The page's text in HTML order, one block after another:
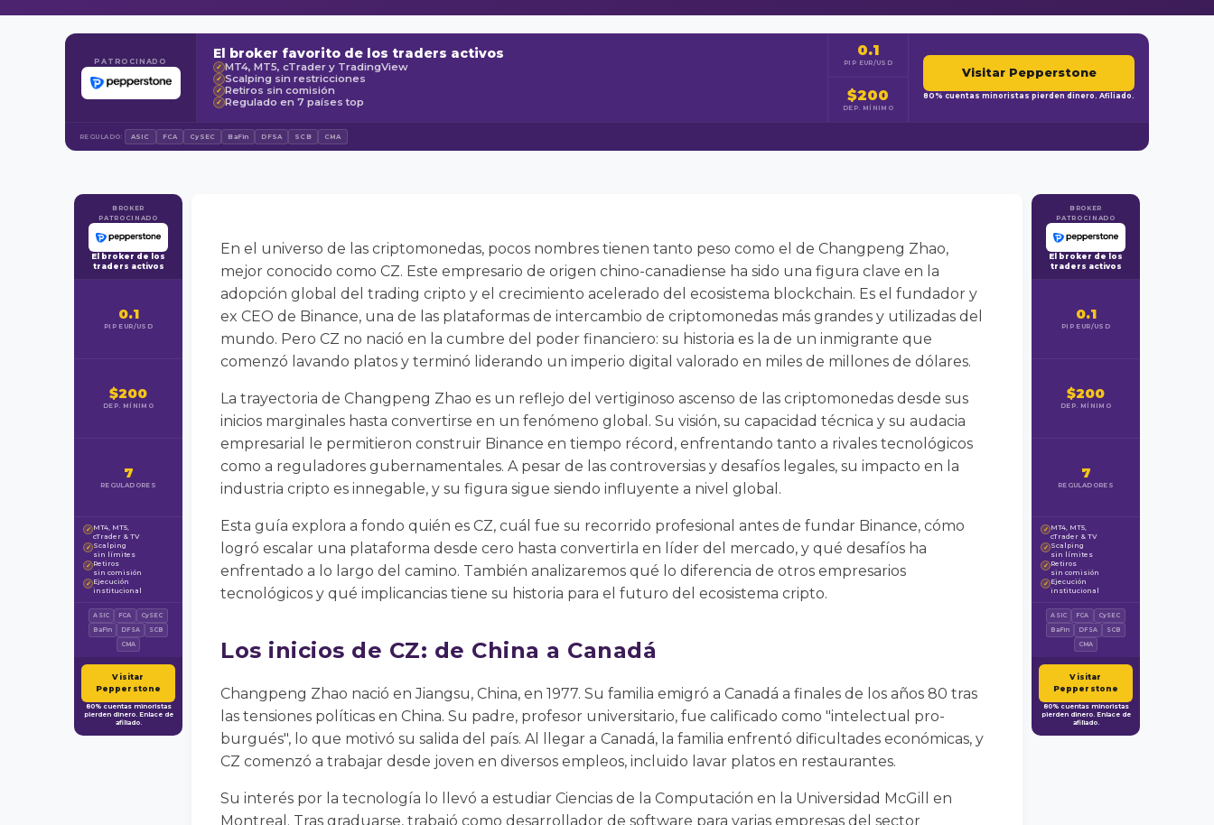
PATROCINADO El broker favorito de los traders activos
✓ MT4, MT5, cTrader y TradingView
✓ Scalping sin restricciones
✓ Retiros sin comisión
✓ Regulado en 7 países top
0.1
PIP EUR/USD
$200
DEP. MÍNIMO
Visitar Pepperstone
80% cuentas minoristas pierden dinero. Afiliado.
REGULADO: ASIC FCA CySEC BaFin DFSA SCB CMA
BROKER
PATROCINADO
El broker de los
traders activos
0.1
PIP EUR/USD
$200
DEP. MÍNIMO
7
REGULADORES
✓ MT4, MT5,
cTrader & TV
✓ Scalping
sin límites
✓ Retiros
sin comisión
✓ Ejecución
institucional
ASIC FCA
CySEC
BaFin
DFSA
SCB
CMA
Visitar
Pepperstone
80% cuentas minoristas
pierden dinero. Enlace de
afiliado.
En el universo de las criptomonedas, pocos nombres tienen tanto peso como el de Changpeng Zhao,
mejor conocido como CZ. Este empresario de origen chino-canadiense ha sido una figura clave en la
adopción global del trading cripto y el crecimiento acelerado del ecosistema blockchain. Es el fundador y
ex CEO de Binance, una de las plataformas de intercambio de criptomonedas más grandes y utilizadas del
mundo. Pero CZ no nació en la cumbre del poder financiero: su historia es la de un inmigrante que
comenzó lavando platos y terminó liderando un imperio digital valorado en miles de millones de dólares.
La trayectoria de Changpeng Zhao es un reflejo del vertiginoso ascenso de las criptomonedas desde sus
inicios marginales hasta convertirse en un fenómeno global. Su visión, su capacidad técnica y su audacia
empresarial le permitieron construir Binance en tiempo récord, enfrentando tanto a rivales tecnológicos
como a reguladores gubernamentales. A pesar de las controversias y desafíos legales, su impacto en la
industria cripto es innegable, y su figura sigue siendo influyente a nivel global.
Esta guía explora a fondo quién es CZ, cuál fue su recorrido profesional antes de fundar Binance, cómo
logró escalar una plataforma desde cero hasta convertirla en líder del mercado, y qué desafíos ha
enfrentado a lo largo del camino. También analizaremos qué lo diferencia de otros empresarios
tecnológicos y qué implicancias tiene su historia para el futuro del ecosistema cripto.
Los inicios de CZ: de China a Canadá
Changpeng Zhao nació en Jiangsu, China, en 1977. Su familia emigró a Canadá a finales de los años 80 tras
las tensiones políticas en China. Su padre, profesor universitario, fue calificado como "intelectual pro-
burgués", lo que motivó su salida del país. Al llegar a Canadá, la familia enfrentó dificultades económicas, y
CZ comenzó a trabajar desde joven en diversos empleos, incluido lavar platos en restaurantes.
Su interés por la tecnología lo llevó a estudiar Ciencias de la Computación en la Universidad McGill en
Montreal. Tras graduarse, trabajó como desarrollador de software para varias empresas del sector
BROKER
PATROCINADO
El broker de los
traders activos
0.1
PIP EUR/USD
$200
DEP. MÍNIMO
7
REGULADORES
✓ MT4, MT5,
cTrader & TV
✓ Scalping
sin límites
✓ Retiros
sin comisión
✓ Ejecución
institucional
ASIC FCA
CySEC
BaFin
DFSA
SCB
CMA
Visitar
Pepperstone
80% cuentas minoristas
pierden dinero. Enlace de
afiliado.